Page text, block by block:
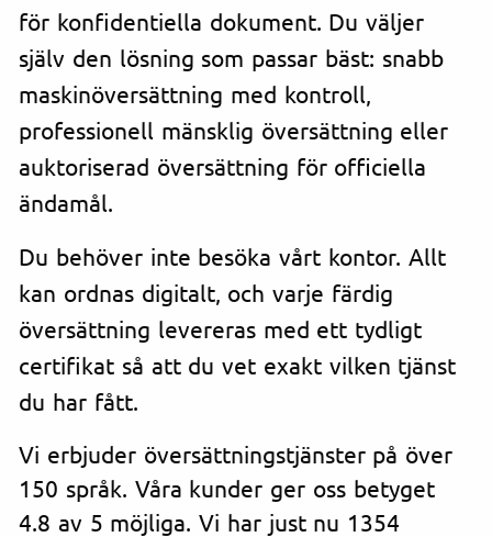
för konfidentiella dokument. Du väljer
själv den lösning som passar bäst: snabb
maskinöversättning med kontroll,
professionell mänsklig översättning eller
auktoriserad översättning för officiella
ändamål.
Du behöver inte besöka vårt kontor. Allt
kan ordnas digitalt, och varje färdig
översättning levereras med ett tydligt
certifikat så att du vet exakt vilken tjänst
du har fått.
Vi erbjuder översättningstjänster på över
150 språk. Våra kunder ger oss betyget
4.8 av 5 möjliga. Vi har just nu 1354